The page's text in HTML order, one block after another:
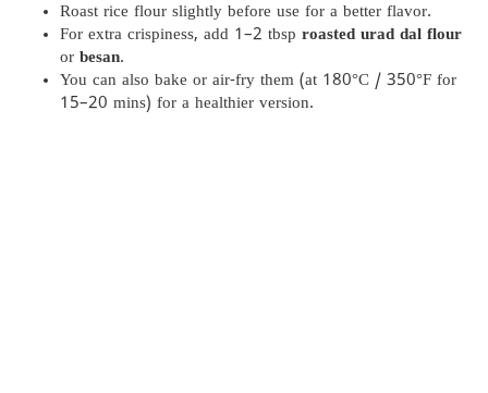
Roast rice flour slightly before use for a better flavor.
For extra crispiness, add 1–2 tbsp roasted urad dal flour
or besan.
You can also bake or air-fry them (at 180°C / 350°F for
15–20 mins) for a healthier version.